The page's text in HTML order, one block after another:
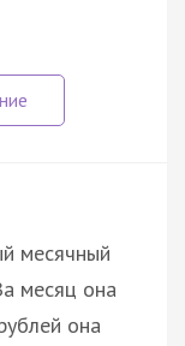
месячный
месяц она
она